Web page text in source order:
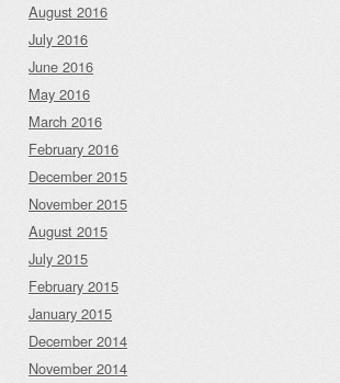
August 2016
July 2016
June 2016
May 2016
March 2016
February 2016
December 2015
November 2015
August 2015
July 2015
February 2015
January 2015
December 2014
November 2014